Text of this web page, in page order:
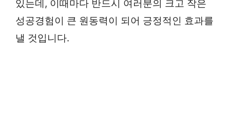
있는데, 이때마다 반드시 여러분의 크고 작은
성공경험이 큰 원동력이 되어 긍정적인 효과를
낼 것입니다.